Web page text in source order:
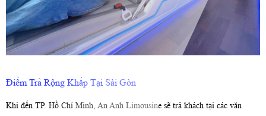
Điểm Trả Rộng Khắp Tại Sài Gòn
Khi đến TP. Hồ Chí Minh, An Anh Limousine sẽ trả khách tại các văn